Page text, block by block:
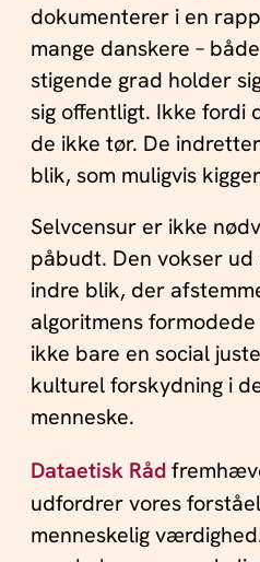
dokumenterer i en
mange danskere –
stigende grad holder
sig offentligt. Ikke fordi
de ikke tør. De
blik, som muligvis
Selvcensur er ikke
påbudt. Den vokser
indre blik, der
algoritmens
ikke bare en social
kulturel forskydning i
menneske.
Dataetisk Råd
udfordrer vores
menneskelig